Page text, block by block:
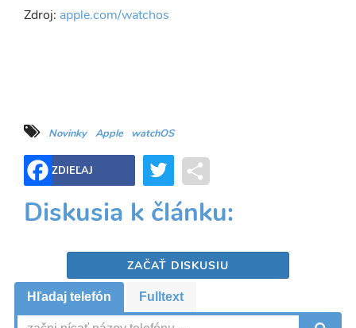
Zdroj: apple.com/watchos
Novinky Apple watchOS
ZDIEĽAJ Twitter
Diskusia k článku:
ZAČAŤ DISKUSIU
Hľadaj telefón Fulltext